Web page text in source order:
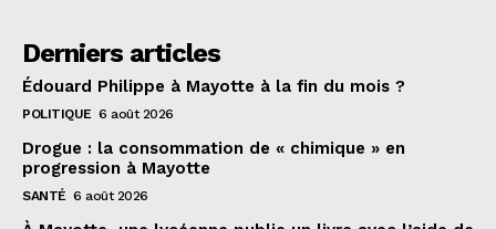
Derniers articles
Édouard Philippe à Mayotte à la fin du mois ?
POLITIQUE 6 août 2026
Drogue : la consommation de « chimique » en
progression à Mayotte
SANTÉ 6 août 2026